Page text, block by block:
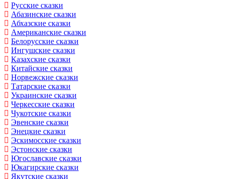
Русские сказки
Абазинские сказки
Абхазские сказки
Американские сказки
Белорусские сказки
Ингушские сказки
Казахские сказки
Китайские сказки
Норвежские сказки
Татарские сказки
Украинские сказки
Черкесские сказки
Чукотские сказки
Эвенские сказки
Энецкие сказки
Эскимосские сказки
Эстонские сказки
Югославские сказки
Юкагирские сказки
Якутские сказки